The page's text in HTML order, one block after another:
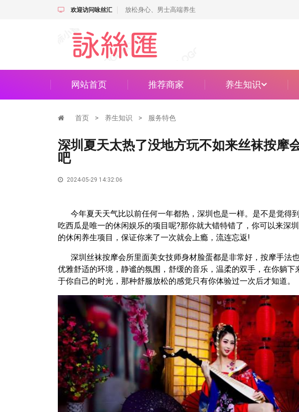
欢迎访问咏丝汇 放松身心、男士高端养生
网站首页 推荐商家 养生知识
首页 > 养生知识 > 服务特色
深圳夏天太热了没地方玩不如来丝袜按摩
吧
2024-05-29 14:32:06
今年夏天天气比以前任何一年都热，深圳也是一样。是不是觉得
吃西瓜是唯一的休闲娱乐的项目呢?那你就大错特错了，你可以来深
的休闲养生项目，保证你来了一次就会上瘾，流连忘返!
深圳丝袜按摩会所里面美女技师身材脸蛋都是非常好，按摩手法
优雅舒适的环境，静谧的氛围，舒缓的音乐，温柔的双手，在你躺下
于你自己的时光，那种舒服放松的感觉只有你体验过一次后才知道。